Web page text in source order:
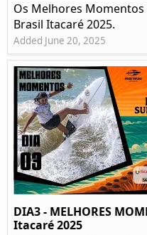
Os Melhores Momentos
Brasil Itacaré 2025.
Added June 20, 2025
DIA3 - MELHORES
Itacaré 2025